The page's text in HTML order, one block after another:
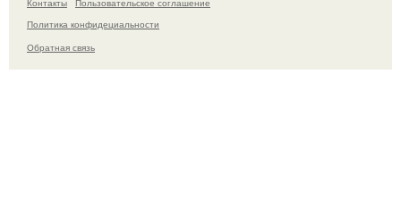
Политика конфидециальности
Обратная связь